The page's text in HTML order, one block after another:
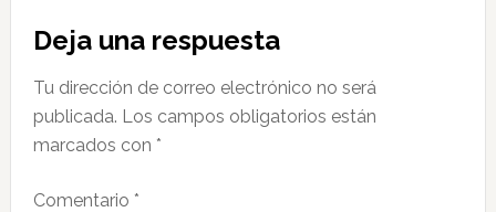
Interacciones
con
los
lectores
Deja una respuesta
Tu dirección de correo electrónico no será
publicada. Los campos obligatorios están
marcados con *
Comentario *